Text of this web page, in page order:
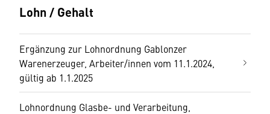
Lohn / Gehalt
Ergänzung zur Lohnordnung Gablonzer
Warenerzeuger, Arbeiter/innen vom 11.1.2024,
gültig ab 1.1.2025
Lohnordnung Glasbe- und Verarbeitung,